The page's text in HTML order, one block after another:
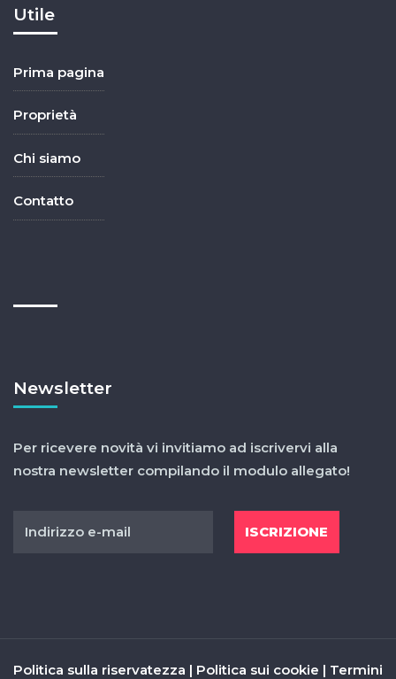
Utile
Prima pagina
Proprietà
Chi siamo
Contatto
Newsletter
Per ricevere novità vi invitiamo ad iscrivervi alla
nostra newsletter compilando il modulo allegato!
Politica sulla riservatezza | Politica sui cookie | Termini